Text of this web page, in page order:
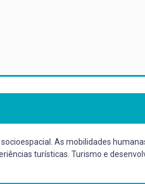
As mobilidades
turísticas. Turismo e